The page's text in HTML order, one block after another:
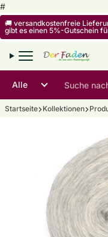
#Zum Inhalt springen
🚚 versandkostenfreie
gibt es einen 5%-Gutschein
Startseite Kollektionen